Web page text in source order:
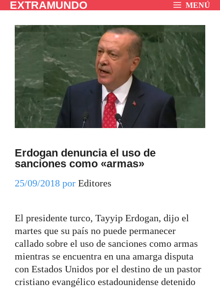
Saltar
contenido
EXTRAMUNDO MENÚ
Erdogan denuncia el uso de
sanciones como «armas»
25/09/2018 por Editores
El presidente turco, Tayyip Erdogan, dijo el
martes que su país no puede permanecer
callado sobre el uso de sanciones como armas
mientras se encuentra en una amarga disputa
con Estados Unidos por el destino de un pastor
cristiano evangélico estadounidense detenido